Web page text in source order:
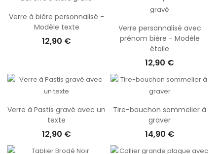
Verre à bière personnalisé -
Modèle texte
12,90 €
Verre personnalisé avec
prénom bière - Modèle
étoile
12,90 €
Verre à Pastis gravé avec un
texte
12,90 €
Tire-bouchon sommelier à
graver
14,90 €